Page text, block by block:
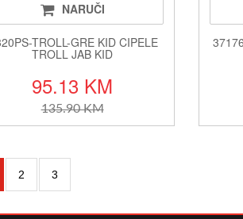
NARUČI
TROLL-GRE KID CIPELE
TROLL JAB KID
95.13 KM
135.90 KM
2 3